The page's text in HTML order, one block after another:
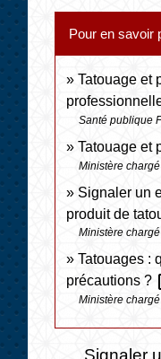
Pour en savoir
Tatouage et
Santé publique
Tatouage et
Ministère
Signaler un
produit de
Ministère
Tatouages :
précautions ?
Ministère
Signaler